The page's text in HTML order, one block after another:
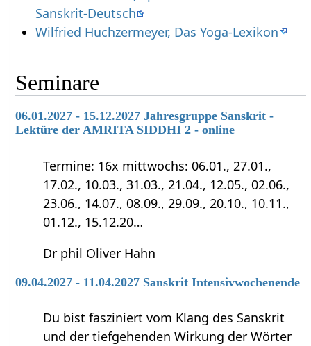
Sanskrit-Deutsch
Wilfried Huchzermeyer, Das Yoga-Lexikon
Seminare
06.01.2027 - 15.12.2027 Jahresgruppe Sanskrit -
Lektüre der AMRITA SIDDHI 2 - online
Termine: 16x mittwochs: 06.01., 27.01.,
17.02., 10.03., 31.03., 21.04., 12.05., 02.06.,
23.06., 14.07., 08.09., 29.09., 20.10., 10.11.,
01.12., 15.12.20…
Dr phil Oliver Hahn
09.04.2027 - 11.04.2027 Sanskrit Intensivwochenende
Du bist fasziniert vom Klang des Sanskrit
und der tiefgehenden Wirkung der Wörter